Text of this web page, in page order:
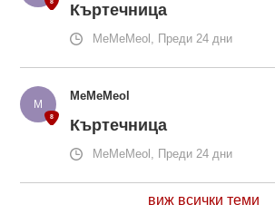
Къртечница
MeMeMeol, Преди 24 дни
MeMeMeol
Къртечница
MeMeMeol, Преди 24 дни
виж всички теми